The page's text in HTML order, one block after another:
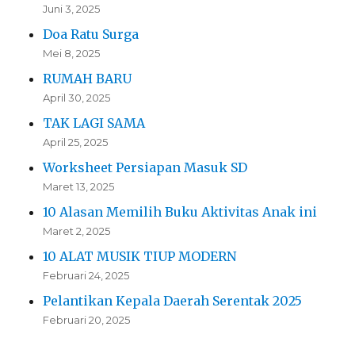
Juni 3, 2025
Doa Ratu Surga
Mei 8, 2025
RUMAH BARU
April 30, 2025
TAK LAGI SAMA
April 25, 2025
Worksheet Persiapan Masuk SD
Maret 13, 2025
10 Alasan Memilih Buku Aktivitas Anak ini
Maret 2, 2025
10 ALAT MUSIK TIUP MODERN
Februari 24, 2025
Pelantikan Kepala Daerah Serentak 2025
Februari 20, 2025